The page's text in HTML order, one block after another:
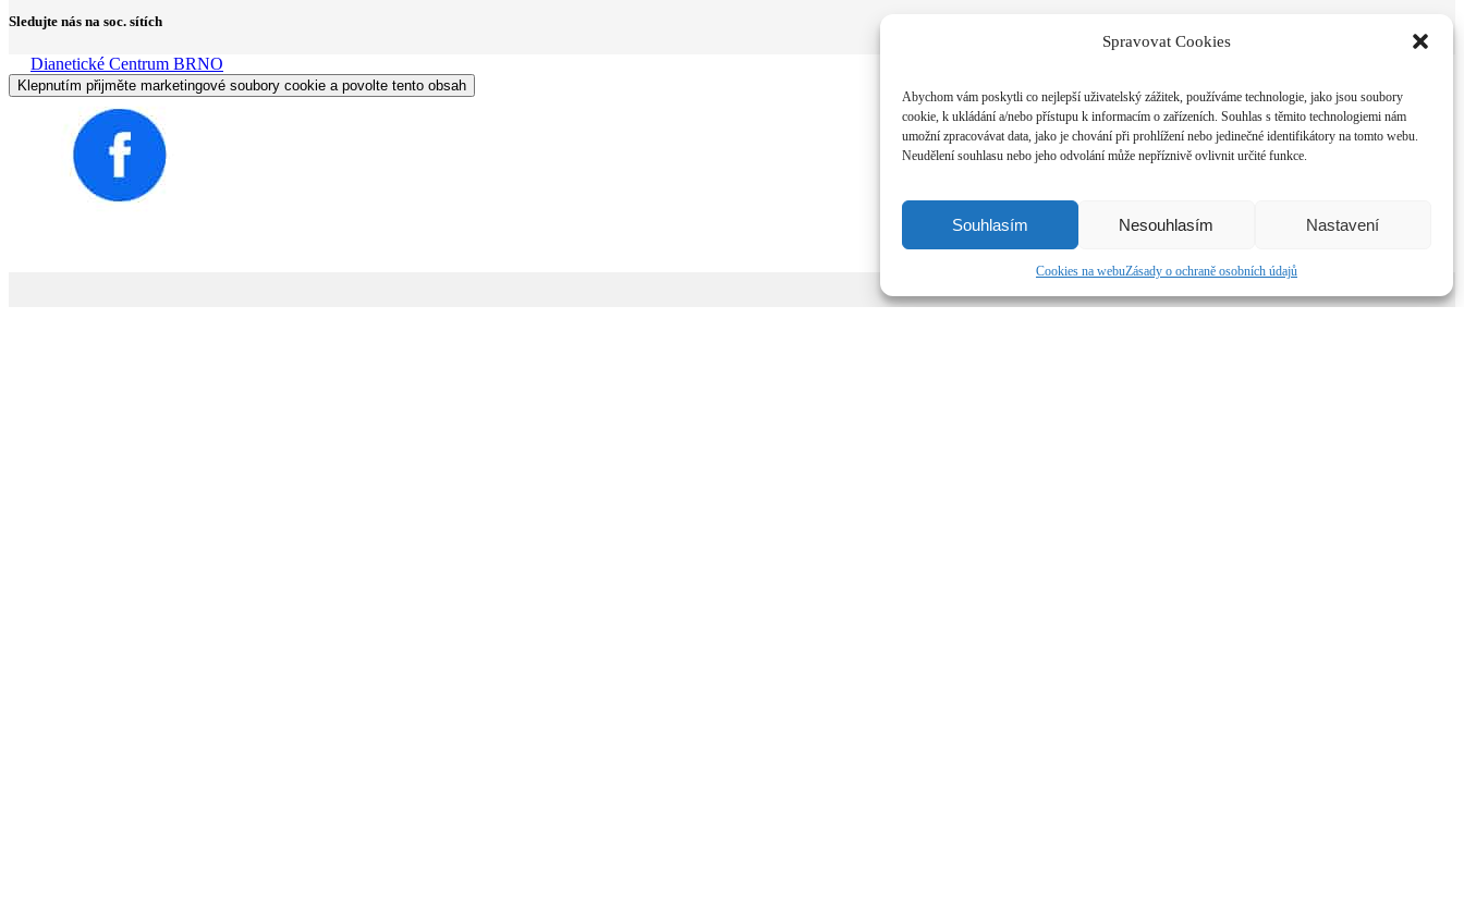
Spravovat Cookies
Abychom vám poskytli co nejlepší uživatelský zážitek, používáme technologie, jako jsou soubory
cookie, k ukládání a/nebo přístupu k informacím o zařízeních. Souhlas s těmito technologiemi nám
umožní zpracovávat data, jako je chování při prohlížení nebo jedinečné identifikátory na tomto webu.
Neudělení souhlasu nebo jeho odvolání může nepříznivě ovlivnit určité funkce.
Souhlasím Nesouhlasím Nastavení
Cookies na webuZásady o ochraně osobních údajů
Sledujte nás na soc. sítích
Dianetické Centrum BRNO
Klepnutím přijměte marketingové soubory cookie a povolte tento obsah